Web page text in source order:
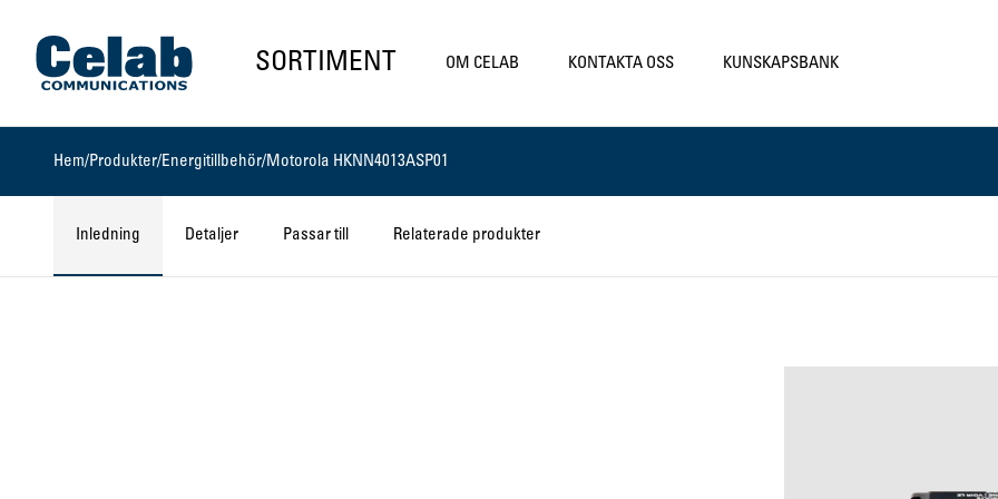
Gå till startsidan
SORTIMENT OM CELAB KONTAKTA OSS KUNSKAPSBANK
Hem/Produkter/Energitillbehör/ Motorola HKNN4013ASP01
Inledning Detaljer Passar till Relaterade produkter